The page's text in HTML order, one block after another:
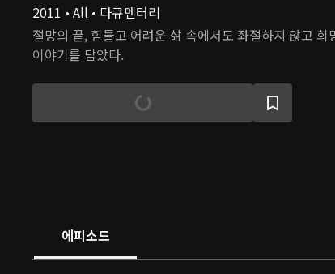
2011 • All • 다큐멘터리
절망의 끝, 힘들고 어려운 삶 속에서도 좌절하지 않고 희
이야기를 담았다.
에피소드